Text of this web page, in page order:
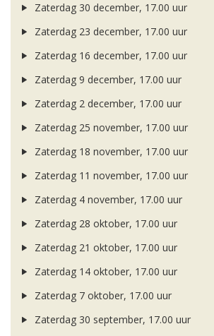
Zaterdag 30 december, 17.00 uur
Zaterdag 23 december, 17.00 uur
Zaterdag 16 december, 17.00 uur
Zaterdag 9 december, 17.00 uur
Zaterdag 2 december, 17.00 uur
Zaterdag 25 november, 17.00 uur
Zaterdag 18 november, 17.00 uur
Zaterdag 11 november, 17.00 uur
Zaterdag 4 november, 17.00 uur
Zaterdag 28 oktober, 17.00 uur
Zaterdag 21 oktober, 17.00 uur
Zaterdag 14 oktober, 17.00 uur
Zaterdag 7 oktober, 17.00 uur
Zaterdag 30 september, 17.00 uur